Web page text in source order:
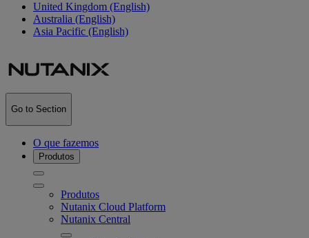
United Kingdom (English)
Australia (English)
Asia Pacific (English)
Go to Section
O que fazemos
Produtos
Produtos
Nutanix Cloud Platform
Nutanix Central